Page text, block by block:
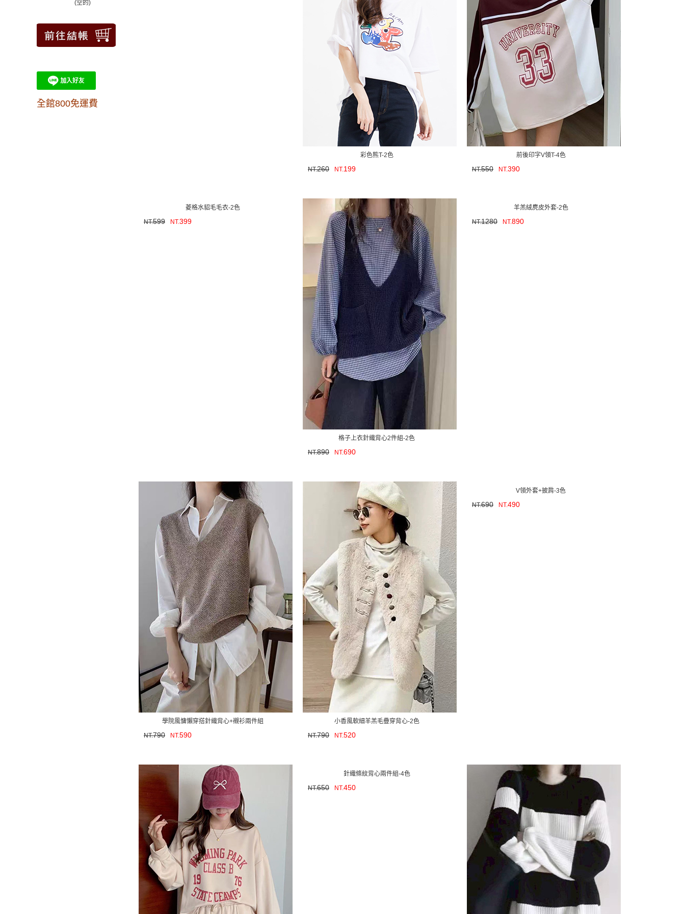
(空的)
全館800免運費
彩色熊T-2色
NT.260 NT.199
前後印字V領T-4色
NT.550 NT.390
菱格水貂毛毛衣-2色
NT.599 NT.399
格子上衣針織背心2件組-2色
NT.890 NT.690
羊羔絨麂皮外套-2色
NT.1280 NT.890
學院風慵懶穿搭針織背心+襯衫兩件組
NT.790 NT.590
小香風軟細羊羔毛疊穿背心-2色
NT.790 NT.520
V領外套+披肩-3色
NT.690 NT.490
針織條紋背心兩件組-4色
NT.650 NT.450